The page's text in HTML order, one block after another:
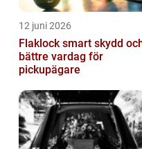
12 juni 2026
Flaklock smart skydd och
bättre vardag för
pickupägare